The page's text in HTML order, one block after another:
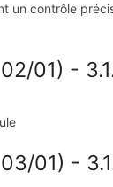
un contrôle
01) -
01) -